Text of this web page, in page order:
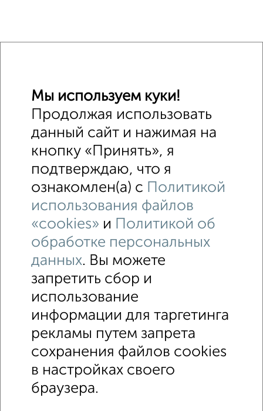
Машиноместа в паркинге Без посредников
Контакты
Политика конфиденциальности
Пользовательское соглашение
Томск, проспект Кирова 54
© 2015–2026
Сайт-доска объявлений недвижимости
Реклама на портале
Новости
Мы используем куки!
Продолжая использовать
данный сайт и нажимая на
кнопку «Принять», я
подтверждаю, что я
ознакомлен(а) с Политикой
использования файлов
«cookies» и Политикой об
обработке персональных
данных. Вы можете
запретить сбор и
использование
информации для таргетинга
рекламы путем запрета
сохранения файлов cookies
в настройках своего
браузера.